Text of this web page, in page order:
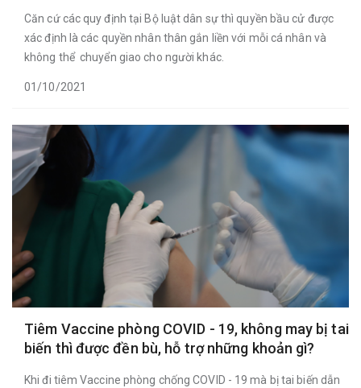
Căn cứ các quy định tại Bộ luật dân sự thì quyền bầu cử được
xác định là các quyền nhân thân gắn liền với mỗi cá nhân và
không thể chuyển giao cho người khác.
01/10/2021
Tiêm Vaccine phòng COVID - 19, không may bị tai
biến thì được đền bù, hỗ trợ những khoản gì?
Khi đi tiêm Vaccine phòng chống COVID - 19 mà bị tai biến dẫn